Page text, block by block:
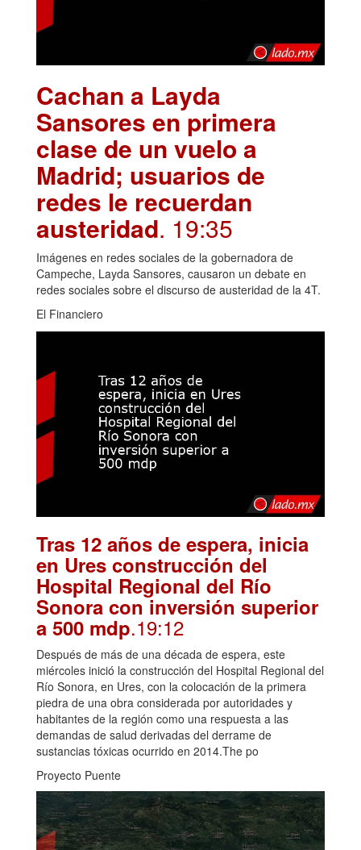
Cachan a Layda
Sansores en primera
clase de un vuelo a
Madrid; usuarios de
redes le recuerdan
austeridad. 19:35
Imágenes en redes sociales de la gobernadora de
Campeche, Layda Sansores, causaron un debate en
redes sociales sobre el discurso de austeridad de la 4T.
El Financiero
Tras 12 años de espera, inicia
en Ures construcción del
Hospital Regional del Río
Sonora con inversión superior
a 500 mdp.19:12
Después de más de una década de espera, este
miércoles inició la construcción del Hospital Regional del
Río Sonora, en Ures, con la colocación de la primera
piedra de una obra considerada por autoridades y
habitantes de la región como una respuesta a las
demandas de salud derivadas del derrame de
sustancias tóxicas ocurrido en 2014.The po
Proyecto Puente